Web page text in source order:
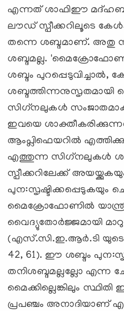
എന്നത് ശാഫിഈ
ലൗഡ് സ്പീക്കറിലൂടെ
തന്നെ ശബ്ദമാണ്. അതു
ശബ്ദമല്ല.
ശബ്ദം പുറപ്പെടുവിച്ചാല്‍,
ശബ്ദത്തിന്നനുസൃതമായി
സിഗ്‌നലുകള്‍
ഇവയെ
ആംപ്ലിഫെയറില്‍
എത്തുന്ന സിഗ്‌നലുകള്‍
സ്പീക്കറിലേക്ക്
പുന:സൃഷ്ടിക്കപ്പെടുകയും
മൈക്രോഫോണില്‍
വൈദ്യുതോര്‍ജ്ജമായി
(എസ്.സി.ഇ.ആര്‍.ടി യുടെ
42, 61). ഈ ശബ്ദം
തനിശബ്ദമല്ലല്ലോ എന്ന
മൈക്കില്ലെങ്കിലും
പ്രപഞ്ചം അനാദിയാണ്